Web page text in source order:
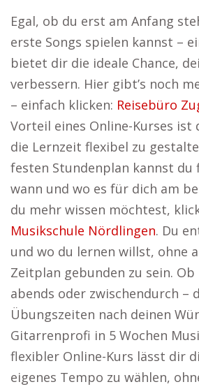
Egal, ob du erst am Anfang
erste Songs spielen kannst –
bietet dir die ideale Chance,
verbessern. Hier gibt’s noch
– einfach klicken: Reisebüro
Vorteil eines Online-Kurses ist
die Lernzeit flexibel zu
festen Stundenplan kannst du
wann und wo es für dich am
du mehr wissen möchtest,
Musikschule Nördlingen. Du
und wo du lernen willst, ohne
Zeitplan gebunden zu sein.
abends oder zwischendurch –
Übungszeiten nach deinen
Gitarrenprofi in 5 Wochen
flexibler Online-Kurs lässt dir
eigenes Tempo zu wählen,